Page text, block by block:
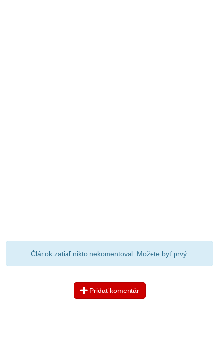
Článok zatiaľ nikto nekomentoval. Možete byť prvý.
Pridať komentár